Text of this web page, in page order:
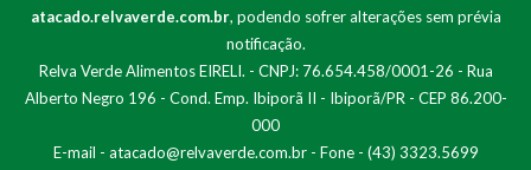
atacado.relvaverde.com.br, podendo sofrer alterações sem prévia
notificação.
Relva Verde Alimentos EIRELI. - CNPJ: 76.654.458/0001-26 - Rua
Alberto Negro 196 - Cond. Emp. Ibiporã II - Ibiporã/PR - CEP 86.200-
000
E-mail - atacado@relvaverde.com.br- Fone - (43) 3323.5699